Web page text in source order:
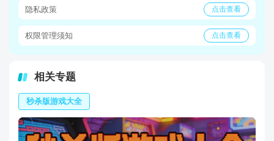
隐私政策 点击查看
权限管理须知 点击查看
相关专题
秒杀版游戏大全